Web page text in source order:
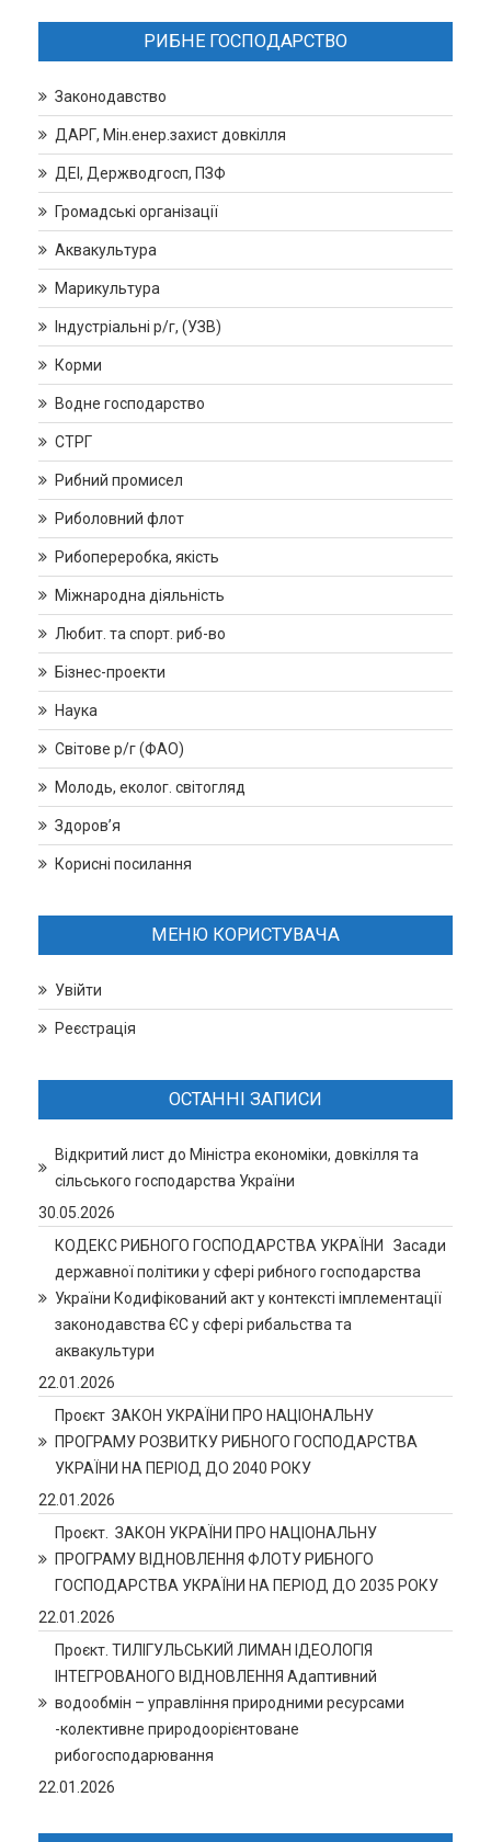
РИБНЕ ГОСПОДАРСТВО
Законодавство
ДАРГ, Мін.енер.захист довкілля
ДЕІ, Держводгосп, ПЗФ
Громадські організації
Аквакультура
Марикультура
Індустріальні р/г, (УЗВ)
Корми
Водне господарство
СТРГ
Рибний промисел
Риболовний флот
Рибопереробка, якість
Міжнародна діяльність
Любит. та спорт. риб-во
Бізнес-проекти
Наука
Світове р/г (ФАО)
Молодь, еколог. світогляд
Здоров’я
Корисні посилання
МЕНЮ КОРИСТУВАЧА
Увійти
Реєстрація
ОСТАННІ ЗАПИСИ
Відкритий лист до Міністра економіки, довкілля та
сільського господарства України
30.05.2026
КОДЕКС РИБНОГО ГОСПОДАРСТВА УКРАЇНИ Засади
державної політики у сфері рибного господарства
України Кодифікований акт у контексті імплементації
законодавства ЄС у сфері рибальства та
аквакультури
22.01.2026
Проєкт ЗАКОН УКРАЇНИ ПРО НАЦІОНАЛЬНУ
ПРОГРАМУ РОЗВИТКУ РИБНОГО ГОСПОДАРСТВА
УКРАЇНИ НА ПЕРІОД ДО 2040 РОКУ
22.01.2026
Проєкт. ЗАКОН УКРАЇНИ ПРО НАЦІОНАЛЬНУ
ПРОГРАМУ ВІДНОВЛЕННЯ ФЛОТУ РИБНОГО
ГОСПОДАРСТВА УКРАЇНИ НА ПЕРІОД ДО 2035 РОКУ
22.01.2026
Проєкт. ТИЛІГУЛЬСЬКИЙ ЛИМАН ІДЕОЛОГІЯ
ІНТЕГРОВАНОГО ВІДНОВЛЕННЯ Адаптивний
водообмін – управління природними ресурсами
-колективне природоорієнтоване
рибогосподарювання
22.01.2026